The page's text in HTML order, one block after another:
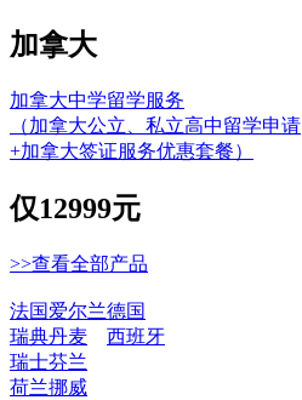
加拿大
加拿大中学留学服务
（加拿大公立、私立高中留学申请
+加拿大签证服务优惠套餐）
仅12999元
>>查看全部产品
法国爱尔兰德国
瑞典丹麦
西班牙
瑞士芬兰
荷兰挪威